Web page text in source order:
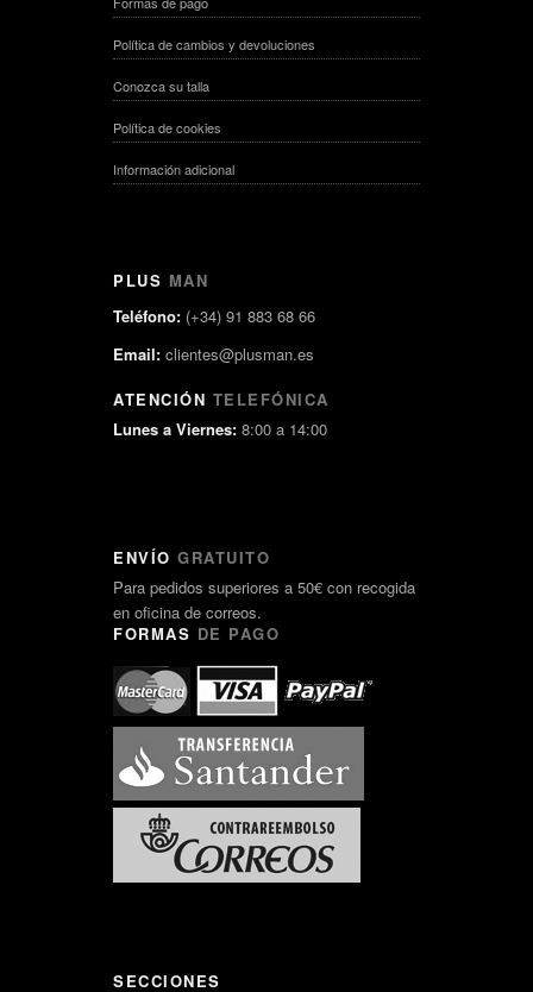
Política de cambios y devoluciones
Conozca su talla
Política de cookies
Información adicional
PLUS MAN
Teléfono: (+34) 91 883 68 66
Email: clientes@plusman.es
ATENCIÓN TELEFÓNICA
Lunes a Viernes: 8:00 a 14:00
ENVÍO GRATUITO
Para pedidos superiores a 50€ con recogida
en oficina de correos.
FORMAS DE PAGO
SECCIONES